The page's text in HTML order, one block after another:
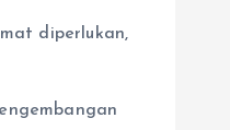
diperlukan,